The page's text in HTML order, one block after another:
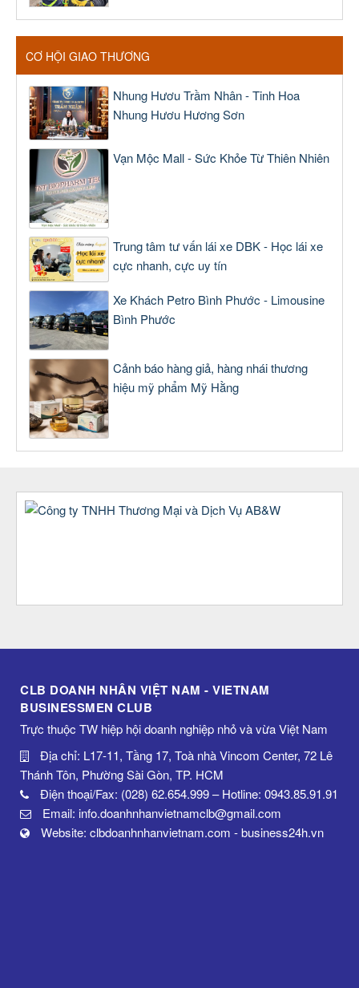
CƠ HỘI GIAO THƯƠNG
Nhung Hươu Trầm Nhân - Tinh Hoa
Nhung Hươu Hương Sơn
Vạn Mộc Mall - Sức Khỏe Từ Thiên Nhiên
Trung tâm tư vấn lái xe DBK - Học lái xe
cực nhanh, cực uy tín
Xe Khách Petro Bình Phước - Limousine
Bình Phước
Cảnh báo hàng giả, hàng nhái thương
hiệu mỹ phẩm Mỹ Hằng
CLB DOANH NHÂN VIỆT NAM - VIETNAM
BUSINESSMEN CLUB
Trực thuộc TW hiệp hội doanh nghiệp nhỏ và vừa Việt Nam
Địa chỉ: L17-11, Tầng 17, Toà nhà Vincom Center, 72 Lê
Thánh Tôn, Phường Sài Gòn, TP. HCM
Điện thoại/Fax: (028) 62.654.999 – Hotline: 0943.85.91.91
Email: info.doanhnhanvietnamclb@gmail.com
Website: clbdoanhnhanvietnam.com - business24h.vn